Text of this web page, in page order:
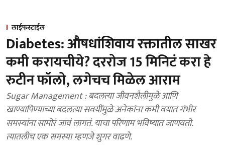
लाईफस्टाईल
Diabetes: औषधांशिवाय रक्तातील साखर
कमी करायचीये? दररोज 15 मिनिटं करा हे
रुटीन फॉलो, लगेचच मिळेल आराम
Sugar Management : बदलत्या जीवनशैलीमुळे आणि
खाण्यापिण्याच्या बदलत्या सवयींमुळे अनेकांना कमी वयात गंभीर
समस्यांना सामोरं जावं लागतं. याचा परिणाम भविष्यात जाणवतो.
त्यातलीच एक समस्या म्हणजे शुगर वाढणे.